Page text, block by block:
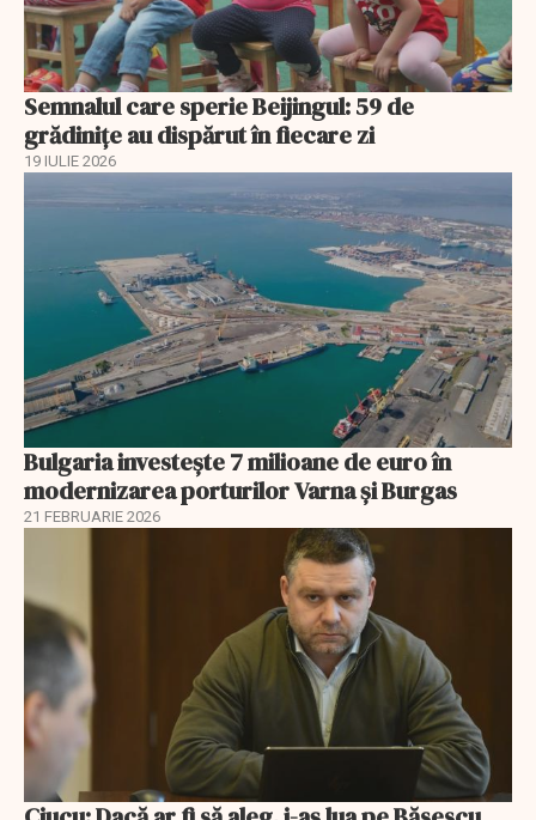
Semnalul care sperie Beijingul: 59 de
grădinițe au dispărut în fiecare zi
19 IULIE 2026
Bulgaria investește 7 milioane de euro în
modernizarea porturilor Varna și Burgas
21 FEBRUARIE 2026